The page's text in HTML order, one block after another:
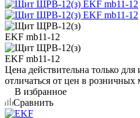
Цена действительна только
отличаться от цен в розничных
В избранное
Сравнить